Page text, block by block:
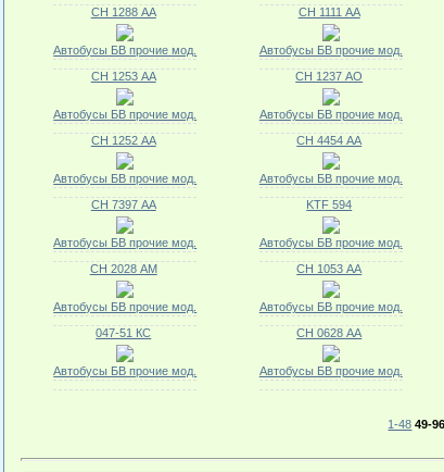
СН 1288 АА
Автобусы БВ прочие мод.
СН 1111 АА
Автобусы БВ прочие мод.
СН 1253 АА
Автобусы БВ прочие мод.
СН 1237 АО
Автобусы БВ прочие мод.
СН 1252 АА
Автобусы БВ прочие мод.
СН 4454 АА
Автобусы БВ прочие мод.
СН 7397 АА
Автобусы БВ прочие мод.
KTF 594
Автобусы БВ прочие мод.
СН 2028 АМ
Автобусы БВ прочие мод.
СН 1053 АА
Автобусы БВ прочие мод.
047-51 КС
Автобусы БВ прочие мод.
СН 0628 АА
Автобусы БВ прочие мод.
1-48 49-96